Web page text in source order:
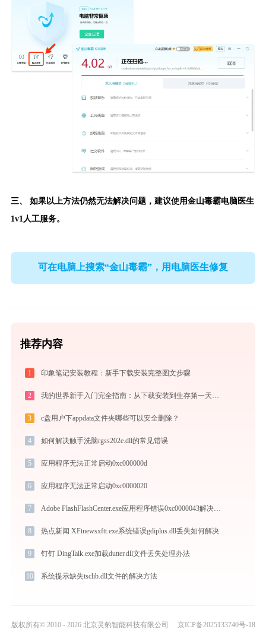
三、 如果以上方法仍然无法解决问题，建议使用金山毒霸电脑医生
1v1人工服务。
可在电脑上搜索“金山毒霸”，用电脑医生修复
推荐内容
1 印象笔记安装教程：新手下载安装完整图文步骤
2
3 c盘用户下appdata文件夹哪些可以安全删除？
4 如何解决触手洗脑rgss202e.dll的常见错误
5 应用程序无法正常启动0xc000000d
6 应用程序无法正常启动0xc0000020
7 Adobe FlashFlashCenter.exe应用程序错误0xc0000043解决方法
8 热点新闻 XFtnewsxftt.exe系统错误gdiplus.dll丢失如何解决
9 钉钉 DingTalk.exe加载dutter.dll文件丢失处理办法
10 系统提示缺失tsclib.dll文件的解决方法
版权所有© 2010 - 2026 北京灵豹智能科技有限公司 京ICP备2025133740号-18